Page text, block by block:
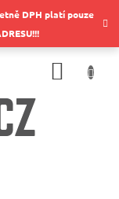
DPH platí pouze